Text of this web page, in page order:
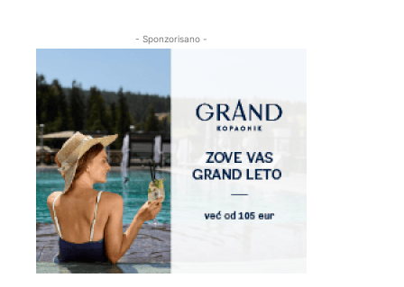
- Sponzorisano -